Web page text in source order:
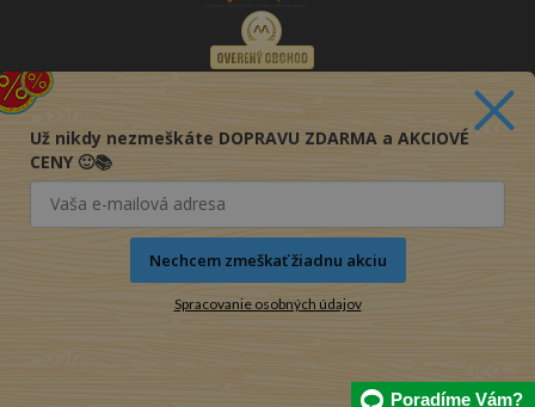
Poradíme Vám?
Už nikdy nezmeškáte DOPRAVU ZDARMA a AKCIOVÉ
CENY 🙂📚
Nechcem zmeškať žiadnu akciu
Spracovanie osobných údajov